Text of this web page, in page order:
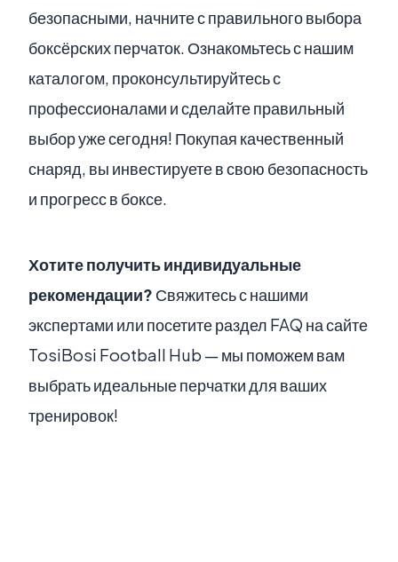
безопасными, начните с правильного выбора
боксёрских перчаток. Ознакомьтесь с нашим
каталогом, проконсультируйтесь с
профессионалами и сделайте правильный
выбор уже сегодня! Покупая качественный
снаряд, вы инвестируете в свою безопасность
и прогресс в боксе.
Хотите получить индивидуальные
рекомендации? Свяжитесь с нашими
экспертами или посетите раздел FAQ на сайте
TosiBosi Football Hub — мы поможем вам
выбрать идеальные перчатки для ваших
тренировок!